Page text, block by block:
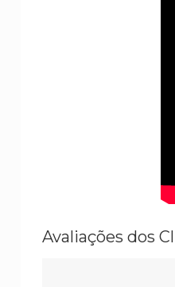
Avaliações dos